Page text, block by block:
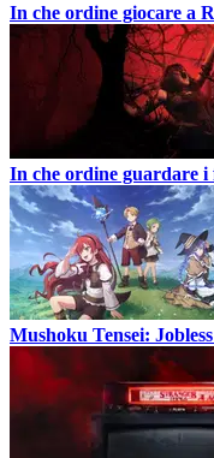
In che ordine giocare a
In che ordine guardare i
Mushoku Tensei: